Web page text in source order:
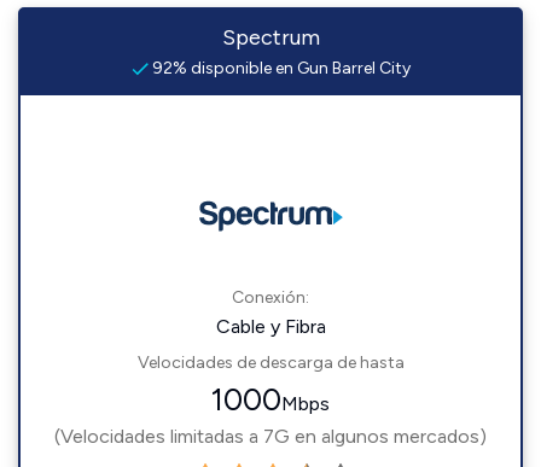
Spectrum
92% disponible en Gun Barrel City
Conexión:
Cable y Fibra
Velocidades de descarga de hasta
1000Mbps
(Velocidades limitadas a 7G en algunos mercados)